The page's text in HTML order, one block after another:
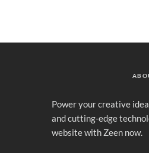
Power your creative
and cutting-edge
website with Zeen now.